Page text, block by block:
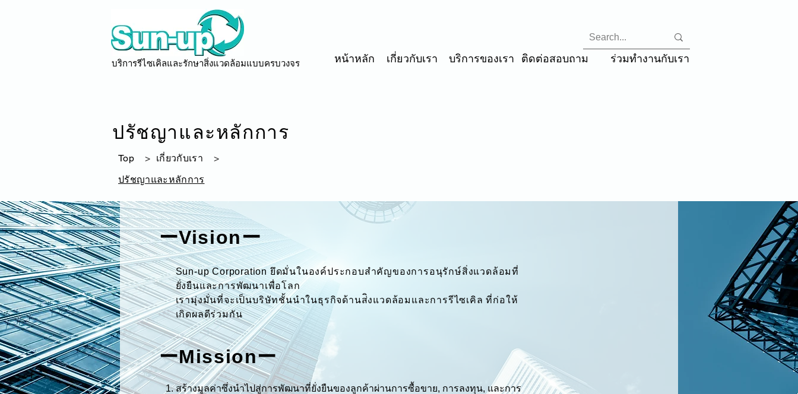
บริการรีไซเคิลและรักษาสิ่งแวดล้อมแบบครบวงจร หน้าหลัก เกี่ยวกับเรา บริการของเรา ติดต่อสอบถาม ร่วมทํางานกับเรา
ปรัชญาและหลักการ
Top > เกี่ยวกับเรา
>
ปรัชญาและหลักการ
ーVisionー
Sun-up Corporation ยึดมั่นในองค์ประกอบสําคัญของการอนุรักษ์สิ่งแวดล้อมที่
ยั่งยืนและการพัฒนาเพื่อโลก
เรามุ่งมั่นที่จะเป็นบริษัทชั้นนําในธุรกิจด้านส่ิงแวดล้อมและการรีไซเคิล ที่ก่อให้
เกิดผลดีร่วมกัน
ーMissionー
สร้างมูลค่าซึ่งนําไปสู่การพัฒนาที่ยั่งยืนของลูกค้าผ่านการซื้อขาย, การลงทุน, และการ